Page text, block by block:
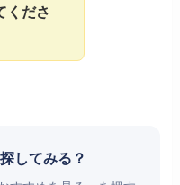
くださ
してみる？